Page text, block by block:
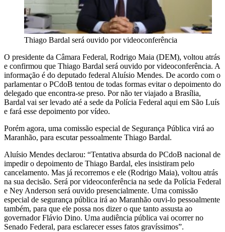
Thiago Bardal será ouvido por videoconferência
O presidente da Câmara Federal, Rodrigo Maia (DEM), voltou atrás
e confirmou que Thiago Bardal será ouvido por videoconferência. A
informação é do deputado federal Aluísio Mendes. De acordo com o
parlamentar o PCdoB tentou de todas formas evitar o depoimento do
delegado que encontra-se preso. Por não ter viajado a Brasília,
Bardal vai ser levado até a sede da Polícia Federal aqui em São Luís
e fará esse depoimento por vídeo.
Porém agora, uma comissão especial de Segurança Pública virá ao
Maranhão, para escutar pessoalmente Thiago Bardal.
Aluísio Mendes declarou: “Tentativa absurda do PCdoB nacional de
impedir o depoimento de Thiago Bardal, eles insistiram pelo
cancelamento. Mas já recorremos e ele (Rodrigo Maia), voltou atrás
na sua decisão. Será por videoconferência na sede da Polícia Federal
e Ney Anderson será ouvido presencialmente. Uma comissão
especial de segurança pública irá ao Maranhão ouvi-lo pessoalmente
também, para que ele possa nos dizer o que tanto assusta ao
governador Flávio Dino. Uma audiência pública vai ocorrer no
Senado Federal, para esclarecer esses fatos gravíssimos”.